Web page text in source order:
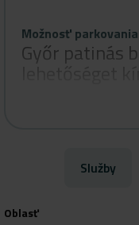
Možnosť parkovania
Győr patinás
Benczúr u., 9021
Služby
Oblasť